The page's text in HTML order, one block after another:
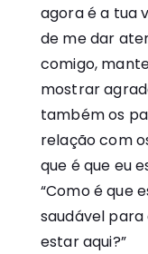
agora é a tua
de me dar
comigo,
mostrar
também os
relação com
que é que eu
“Como é que
saudável para
estar aqui?”